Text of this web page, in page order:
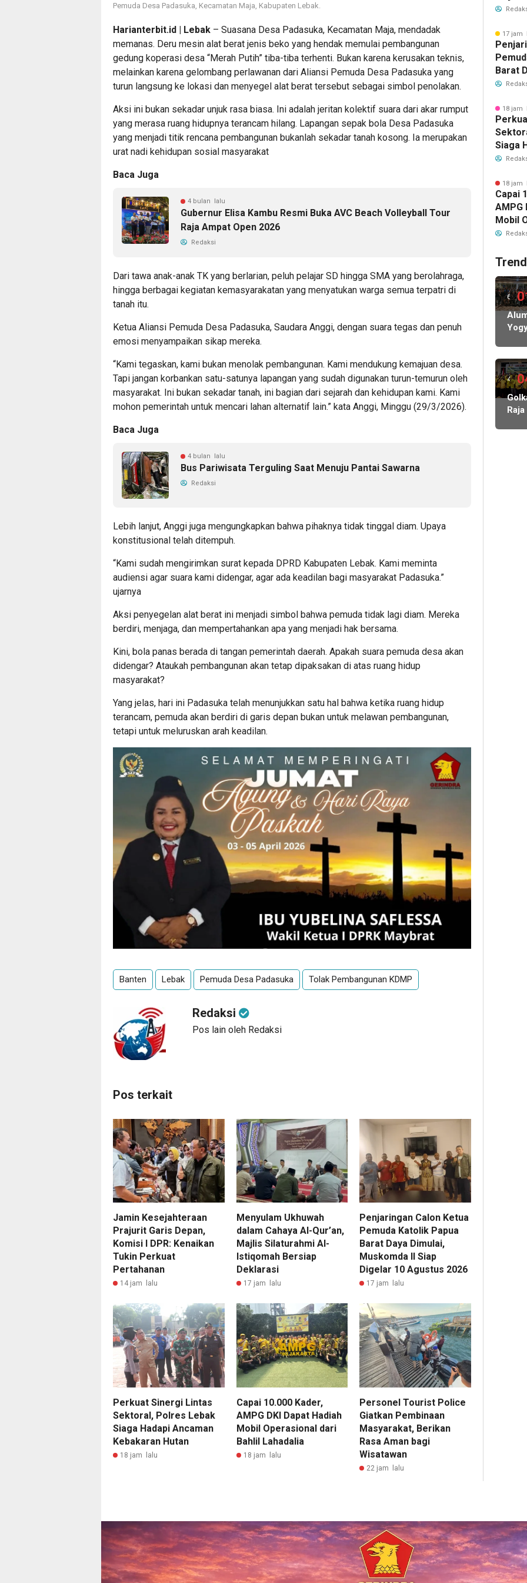
Pemuda Desa Padasuka, Kecamatan Maja, Kabupaten Lebak.
Harianterbit.id | Lebak – Suasana Desa Padasuka, Kecamatan Maja, mendadak
memanas. Deru mesin alat berat jenis beko yang hendak memulai pembangunan
gedung koperasi desa “Merah Putih” tiba-tiba terhenti. Bukan karena kerusakan teknis,
melainkan karena gelombang perlawanan dari Aliansi Pemuda Desa Padasuka yang
turun langsung ke lokasi dan menyegel alat berat tersebut sebagai simbol penolakan.
Aksi ini bukan sekadar unjuk rasa biasa. Ini adalah jeritan kolektif suara dari akar rumput
yang merasa ruang hidupnya terancam hilang. Lapangan sepak bola Desa Padasuka
yang menjadi titik rencana pembangunan bukanlah sekadar tanah kosong. Ia merupakan
urat nadi kehidupan sosial masyarakat
Baca Juga
4 bulan lalu
Gubernur Elisa Kambu Resmi Buka AVC Beach Volleyball Tour
Raja Ampat Open 2026
Redaksi
Dari tawa anak-anak TK yang berlarian, peluh pelajar SD hingga SMA yang berolahraga,
hingga berbagai kegiatan kemasyarakatan yang menyatukan warga semua terpatri di
tanah itu.
Ketua Aliansi Pemuda Desa Padasuka, Saudara Anggi, dengan suara tegas dan penuh
emosi menyampaikan sikap mereka.
“Kami tegaskan, kami bukan menolak pembangunan. Kami mendukung kemajuan desa.
Tapi jangan korbankan satu-satunya lapangan yang sudah digunakan turun-temurun oleh
masyarakat. Ini bukan sekadar tanah, ini bagian dari sejarah dan kehidupan kami. Kami
mohon pemerintah untuk mencari lahan alternatif lain.” kata Anggi, Minggu (29/3/2026).
Baca Juga
4 bulan lalu
Bus Pariwisata Terguling Saat Menuju Pantai Sawarna
Redaksi
Lebih lanjut, Anggi juga mengungkapkan bahwa pihaknya tidak tinggal diam. Upaya
konstitusional telah ditempuh.
“Kami sudah mengirimkan surat kepada DPRD Kabupaten Lebak. Kami meminta
audiensi agar suara kami didengar, agar ada keadilan bagi masyarakat Padasuka.”
ujarnya
Aksi penyegelan alat berat ini menjadi simbol bahwa pemuda tidak lagi diam. Mereka
berdiri, menjaga, dan mempertahankan apa yang menjadi hak bersama.
Kini, bola panas berada di tangan pemerintah daerah. Apakah suara pemuda desa akan
didengar? Ataukah pembangunan akan tetap dipaksakan di atas ruang hidup
masyarakat?
Yang jelas, hari ini Padasuka telah menunjukkan satu hal bahwa ketika ruang hidup
terancam, pemuda akan berdiri di garis depan bukan untuk melawan pembangunan,
tetapi untuk meluruskan arah keadilan.
Banten Lebak Pemuda Desa Padasuka Tolak Pembangunan KDMP
Redaksi
Pos lain oleh Redaksi
Pos terkait
Jamin Kesejahteraan
Prajurit Garis Depan,
Komisi I DPR: Kenaikan
Tukin Perkuat
Pertahanan
14 jam lalu
Menyulam Ukhuwah
dalam Cahaya Al-Qur’an,
Majlis Silaturahmi Al-
Istiqomah Bersiap
Deklarasi
17 jam lalu
Penjaringan Calon Ketua
Pemuda Katolik Papua
Barat Daya Dimulai,
Muskomda II Siap
Digelar 10 Agustus 2026
17 jam lalu
Perkuat Sinergi Lintas
Sektoral, Polres Lebak
Siaga Hadapi Ancaman
Kebakaran Hutan
18 jam lalu
Capai 10.000 Kader,
AMPG DKI Dapat Hadiah
Mobil Operasional dari
Bahlil Lahadalia
18 jam lalu
Personel Tourist Police
Giatkan Pembinaan
Masyarakat, Berikan
Rasa Aman bagi
Wisatawan
22 jam lalu
17 jam
Barat
18 jam
Siaga
18 jam
Capai
AMPG
Mobil
Bahlil
6
hari
lalu
4
hari
lalu
Raja